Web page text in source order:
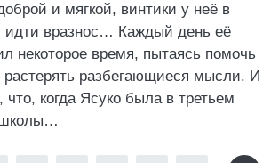
и мягкой, винтики у неё в
идти вразнос… Каждый день её
некоторое время, пытаясь помочь
растерять разбегающиеся мысли. И
что, когда Ясуко была в третьем
школы…